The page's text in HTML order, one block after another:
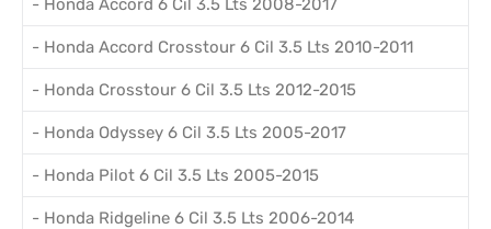
- Honda Accord 6 Cil 3.5 Lts 2008-2017
- Honda Accord Crosstour 6 Cil 3.5 Lts 2010-2011
- Honda Crosstour 6 Cil 3.5 Lts 2012-2015
- Honda Odyssey 6 Cil 3.5 Lts 2005-2017
- Honda Pilot 6 Cil 3.5 Lts 2005-2015
- Honda Ridgeline 6 Cil 3.5 Lts 2006-2014